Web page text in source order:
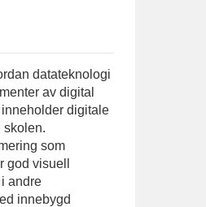
datateknologi
av digital
digitale
skolen.
som
visuell
andre
innebygd